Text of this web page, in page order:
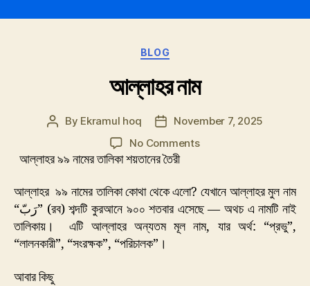
Categories
BLOG
আল্লাহর নাম
Post
By Ekramul hoq
PostNovember 7, 2025
No Commentson
আল্লাহর ৯৯ নামের তালিকা শয়তানের তৈরী
আল্লাহর ৯৯ নামের তালিকা কোথা থেকে এলো? যেখানে আল্লাহর মুল নাম
“رَبّ” (রব) শব্দটি কুরআনে ৯০০ শতবার এসেছে — অথচ এ নামটি নাই
তালিকায়। এটি আল্লাহর অন্যতম মূল নাম, যার অর্থ: “প্রভু”,
“লালনকারী”, “সংরক্ষক”, “পরিচালক”।
আবার কিছু